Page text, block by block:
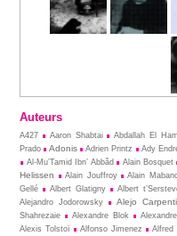
Auteurs
A427 Aaron Shabtai Abdallah El
Prado
Adonis Adrien Printz Ady
Al-Mu’Tamid Ibn’ Abbâd
Alain Bosquet
Helissen
Alain Jouffroy Alain
Gellé
Albert Glatigny Albert
Alejandro Jodorowsky
Alejo
Shahrezaie
Alexandre Blok
Alexis Tolstoï
Alfonso Jimenez Alfred